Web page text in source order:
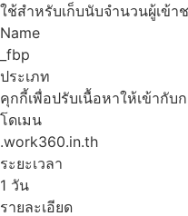
ใช้สำหรับเก็บนับจำนวนผู้เข้า
Name
_fbp
ประเภท
คุกกี้เพื่อปรับเนื้อหาให้เข้ากับ
โดเมน
.work360.in.th
ระยะเวลา
1 วัน
รายละเอียด